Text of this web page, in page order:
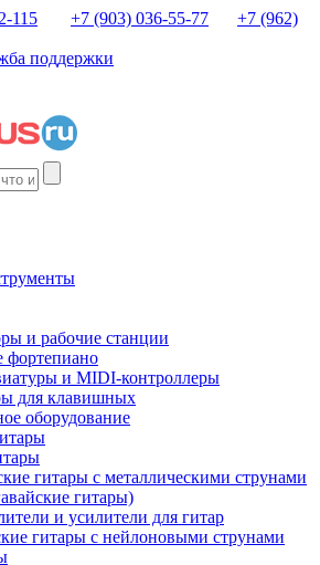
115 +7 (903) 036-55-77
+7 (962)
поддержки
и рабочие станции
и MIDI-контроллеры
для клавишных
оборудование
гитары с металлическими струнами
гитары)
и усилители для гитар
гитары с нейлоновыми струнами